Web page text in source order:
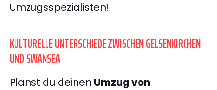
Umzugsspezialisten!
KULTURELLE UNTERSCHIEDE ZWISCHEN GELSENKIRCHEN
UND SWANSEA
Planst du deinen Umzug von